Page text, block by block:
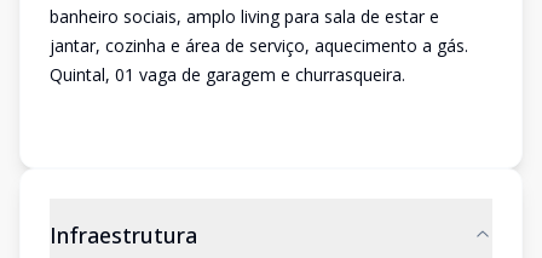
banheiro sociais, amplo living para sala de estar e
jantar, cozinha e área de serviço, aquecimento a gás.
Quintal, 01 vaga de garagem e churrasqueira.
Infraestrutura